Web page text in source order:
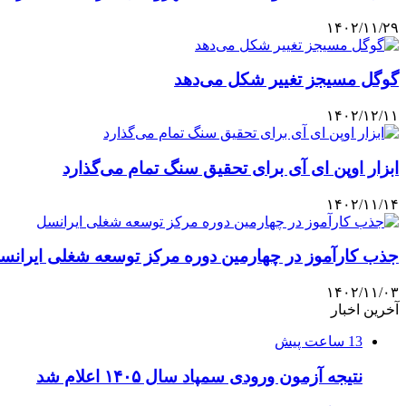
۱۴۰۲/۱۱/۲۹
گوگل مسیجز تغییر شکل می‌دهد
۱۴۰۲/۱۲/۱۱
ابزار اوپن ای آی برای تحقیق سنگ تمام می‌گذارد
۱۴۰۲/۱۱/۱۴
جذب کارآموز در چهارمین دوره مرکز توسعه شغلی
۱۴۰۲/۱۱/۰۳
آخرین اخبار
13 ساعت پیش
نتیجه آزمون ورودی سمپاد سال ۱۴۰۵ اعلام شد